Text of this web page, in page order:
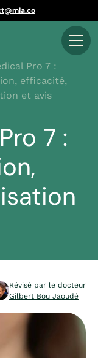
Pro 7 :
efficacité,
et avis
7 :
Révisé par le docteur
Gilbert Bou Jaoudé